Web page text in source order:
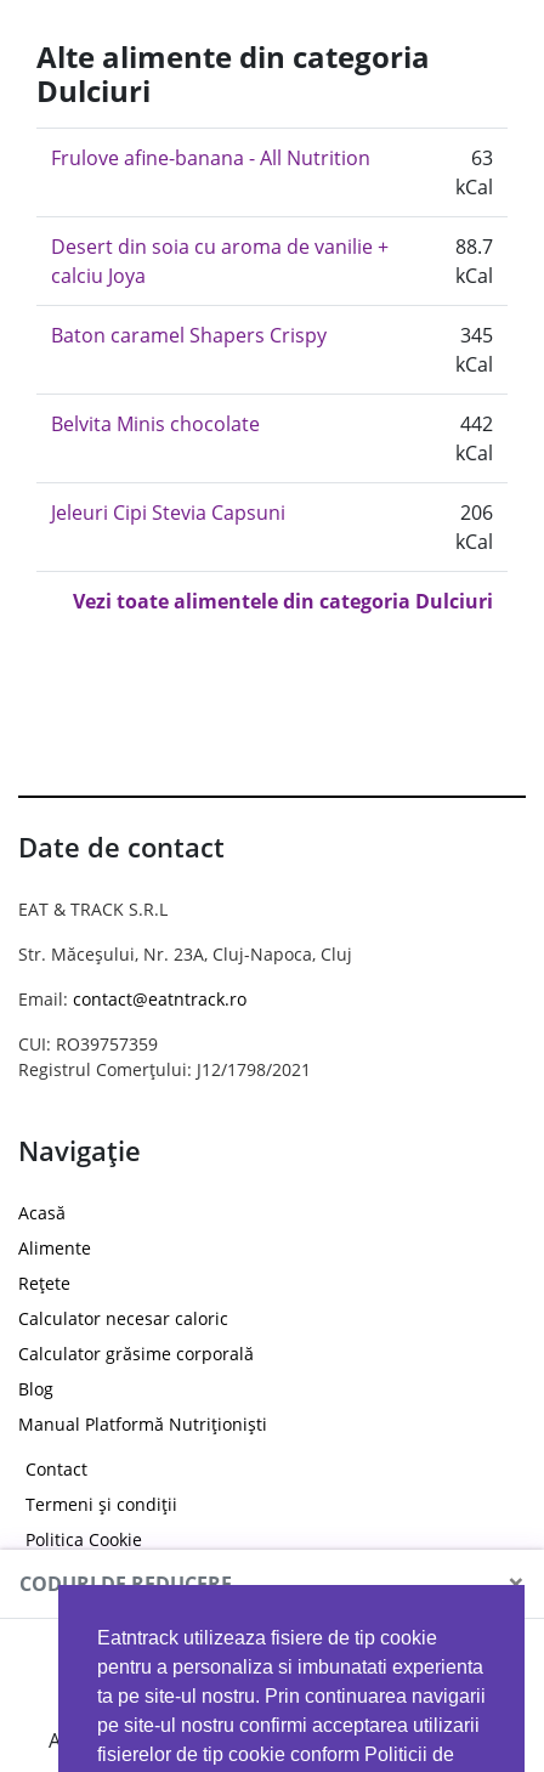
Eatntrack utilizeaza fisiere de tip cookie
pentru a personaliza si imbunatati experienta
ta pe site-ul nostru. Prin continuarea navigarii
pe site-ul nostru confirmi acceptarea utilizarii
fisierelor de tip cookie conform Politicii de
Alte alimente din categoria
Dulciuri
Frulove afine-banana - All Nutrition
63
kCal
Desert din soia cu aroma de vanilie +
calciu Joya
88.7
kCal
Baton caramel Shapers Crispy
345
kCal
Belvita Minis chocolate
442
kCal
Jeleuri Cipi Stevia Capsuni
206
kCal
Vezi toate alimentele din categoria Dulciuri
Date de contact
EAT & TRACK S.R.L
Str. Măceșului, Nr. 23A, Cluj-Napoca, Cluj
Email: contact@eatntrack.ro
CUI: RO39757359
Registrul Comerțului: J12/1798/2021
Navigație
Acasă
Alimente
Rețete
Calculator necesar caloric
Calculator grăsime corporală
Blog
Manual Platformă Nutriționiști
Contact
Termeni și condiții
Politica Cookie
Politica de confidențialitate
CODURI DE REDUCERE ×
MYPROTEIN
Ai 40%reducere la orice comandă folosind codul